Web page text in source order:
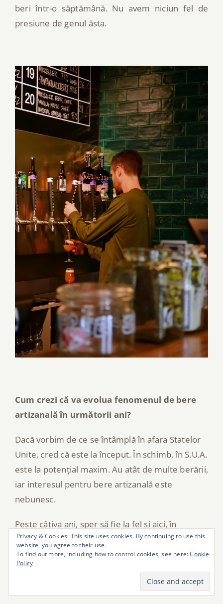
beri într-o săptămână. Nu avem niciun fel de
presiune de genul ăsta.
Cum crezi că va evolua fenomenul de bere
artizanală în următorii ani?
Dacă vorbim de ce se întâmplă în afara Statelor
Unite, cred că este la început. În schimb, în S.U.A.
este la potențial maxim. Au atât de multe berării,
iar interesul pentru bere artizanală este
nebunesc.
Peste câțiva ani, sper să fie la fel și aici, în
Europa. Să poți să mergi într-o benzinărie, de
exemplu, și să îți cumperi un six pack de bere
bună. Să fie ceva normal.
Privacy & Cookies: This site uses cookies. By continuing to use this
website, you agree to their use.
To find out more, including how to control cookies, see here:Cookie
Policy